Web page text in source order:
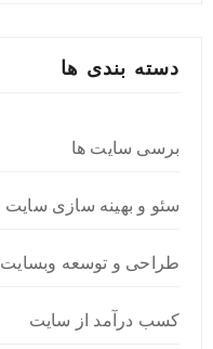
دسته بندی ها
برسی سایت ها
سئو و بهینه سازی سایت
طراحی و توسعه وبسایت
کسب درآمد از سایت